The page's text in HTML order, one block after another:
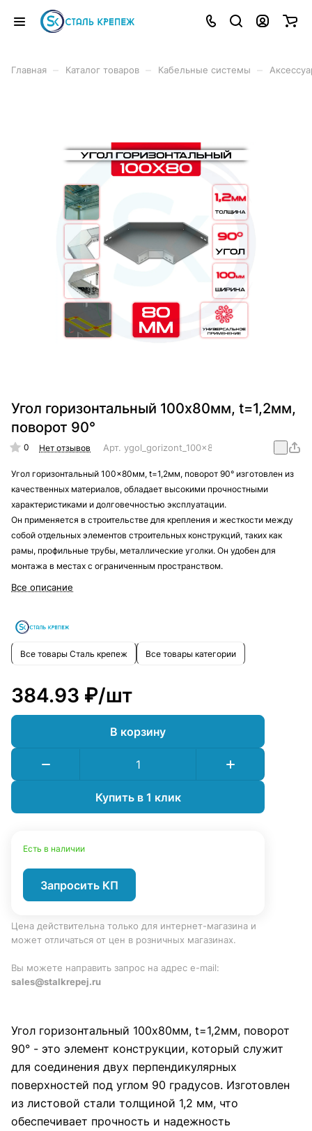
Главная Каталог товаров Кабельные системы
Угол горизонтальный 100x80мм, t=1,2мм,
поворот 90°
0 Нет отзывов Арт. ygol_gorizont_100x80mm_t=1,2mm_90
Угол горизонтальный 100x80мм, t=1,2мм, поворот 90° изготовлен из
качественных материалов, обладает высокими прочностными
характеристиками и долговечностью эксплуатации.
Он применяется в строительстве для крепления и жесткости между
собой отдельных элементов строительных конструкций, таких как
рамы, профильные трубы, металлические уголки. Он удобен для
монтажа в местах с ограниченным пространством.
Все описание
Все товары Сталь крепеж Все товары категории
384.93 ₽/шт
В корзину
Купить в 1 клик
Есть в наличии
Запросить КП
Цена действительна только для интернет-магазина и
может отличаться от цен в розничных магазинах.
Вы можете направить запрос на адрес e-mail:
sales@stalkrepej.ru
Угол горизонтальный 100x80мм, t=1,2мм, поворот
90° - это элемент конструкции, который служит
для соединения двух перпендикулярных
поверхностей под углом 90 градусов. Изготовлен
из листовой стали толщиной 1,2 мм, что
обеспечивает прочность и надежность